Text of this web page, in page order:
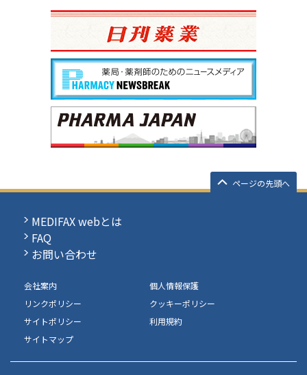
ページの先頭へ
MEDIFAX webとは
FAQ
お問い合わせ
会社案内
個人情報保護
リンクポリシー
クッキーポリシー
サイトポリシー
利用規約
サイトマップ